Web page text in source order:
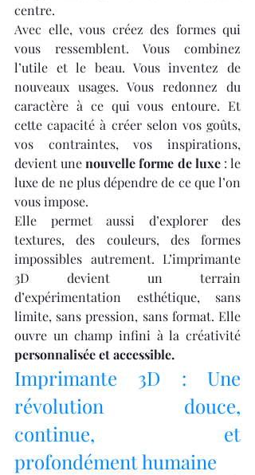
centre.
Avec elle, vous créez des formes qui
vous ressemblent. Vous combinez
l’utile et le beau. Vous inventez de
nouveaux usages. Vous redonnez du
caractère à ce qui vous entoure. Et
cette capacité à créer selon vos goûts,
vos contraintes, vos inspirations,
devient une nouvelle forme de luxe : le
luxe de ne plus dépendre de ce que l’on
vous impose.
Elle permet aussi d’explorer des
textures, des couleurs, des formes
impossibles autrement. L’imprimante
3D devient un terrain
d’expérimentation esthétique, sans
limite, sans pression, sans format. Elle
personnalisée et accessible.
Imprimante 3D : Une
révolution douce,
continue, et
profondément humaine